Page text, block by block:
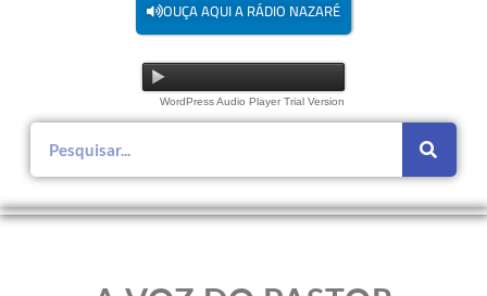
OUÇA AQUI A RÁDIO NAZARÉ
WordPress Audio Player Trial Version